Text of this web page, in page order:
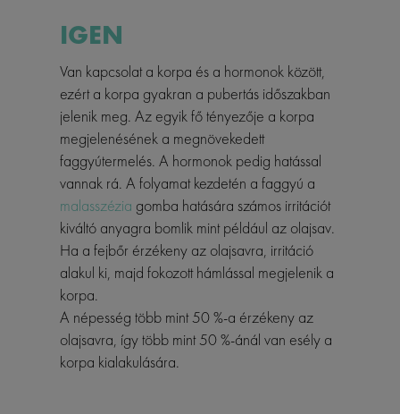
IGEN
Van kapcsolat a korpa és a hormonok között,
ezért a korpa gyakran a pubertás időszakban
jelenik meg. Az egyik fő tényezője a korpa
megjelenésének a megnövekedett
faggyútermelés. A hormonok pedig hatással
vannak rá. A folyamat kezdetén a faggyú a
malasszézia gomba hatására számos irritációt
kiváltó anyagra bomlik mint például az olajsav.
Ha a fejbőr érzékeny az olajsavra, irritáció
alakul ki, majd fokozott hámlással megjelenik a
korpa.
A népesség több mint 50 %-a érzékeny az
olajsavra, így több mint 50 %-ánál van esély a
korpa kialakulására.